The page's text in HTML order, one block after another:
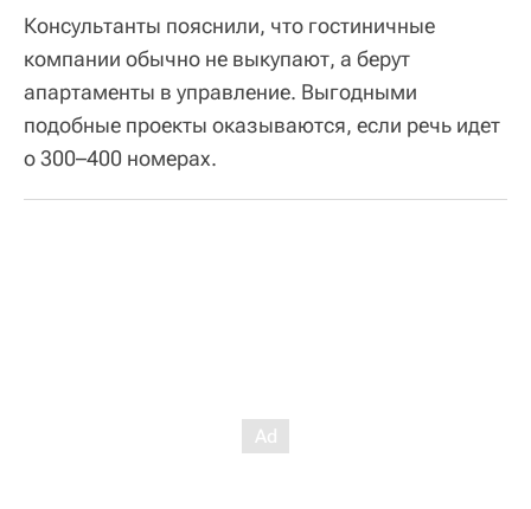
Консультанты пояснили, что гостиничные
компании обычно не выкупают, а берут
апартаменты в управление. Выгодными
подобные проекты оказываются, если речь идет
о 300–400 номерах.